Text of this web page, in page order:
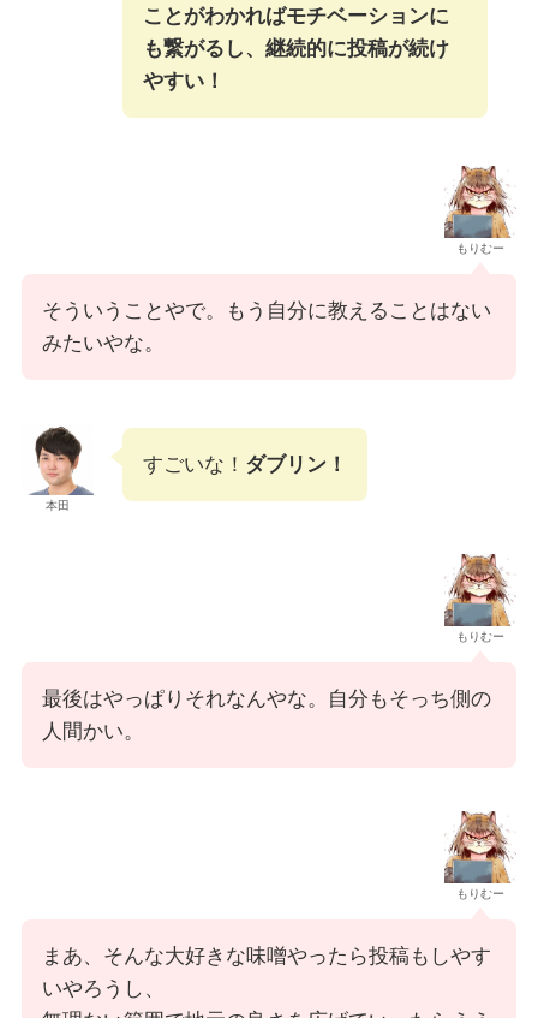
ことがわかればモチベーションに
も繋がるし、継続的に投稿が続け
やすい！
もりむー
そういうことやで。もう自分に教えることはない
みたいやな。
本田
すごいな！ ダブリン！
もりむー
最後はやっぱりそれなんやな。自分もそっち側の
人間かい。
もりむー
まあ、そんな大好きな味噌やったら投稿もしやす
いやろうし、